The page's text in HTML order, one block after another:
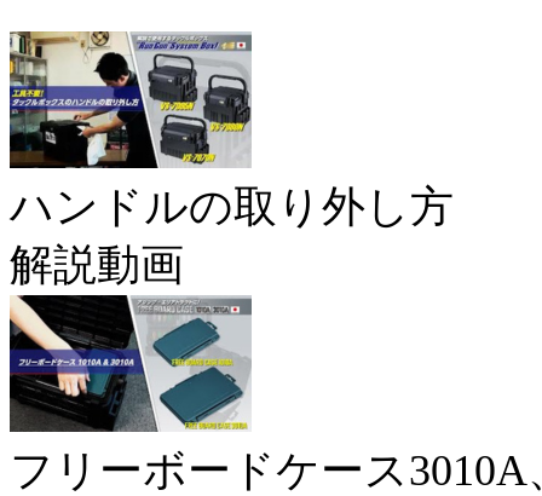
ハンドルの取り外し方
解説動画
フリーボードケース3010A